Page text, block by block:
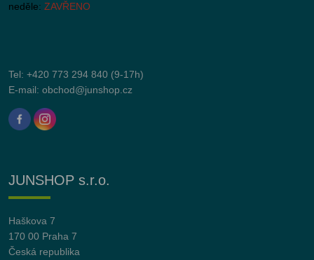
neděle: ZAVŘENO
Tel: +420 773 294 840 (9-17h)
E-mail: obchod@junshop.cz
JUNSHOP s.r.o.
Haškova 7
170 00 Praha 7
Česká republika